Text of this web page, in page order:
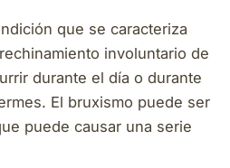
que se caracteriza
involuntario de
durante el día o durante
El bruxismo puede ser
puede causar una serie